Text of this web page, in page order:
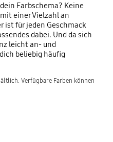
Farbschema? Keine
einer Vielzahl an
ist für jeden Geschmack
dabei. Und da sich
leicht an- und
beliebig häufig
Verfügbare Farben können